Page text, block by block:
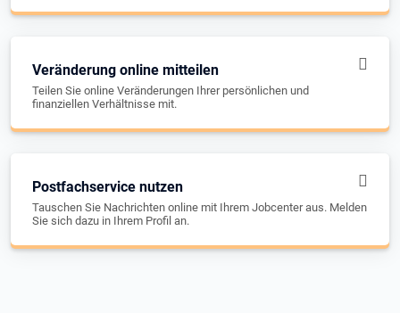
Veränderung online mitteilen
Teilen Sie online Veränderungen Ihrer persönlichen und
finanziellen Verhältnisse mit.
Postfachservice nutzen
Tauschen Sie Nachrichten online mit Ihrem Jobcenter aus. Melden
Sie sich dazu in Ihrem Profil an.